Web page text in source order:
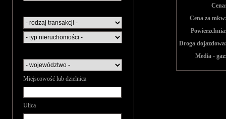
Miejscowość lub dzielnica
Ulica
Cena za
Droga
Media -